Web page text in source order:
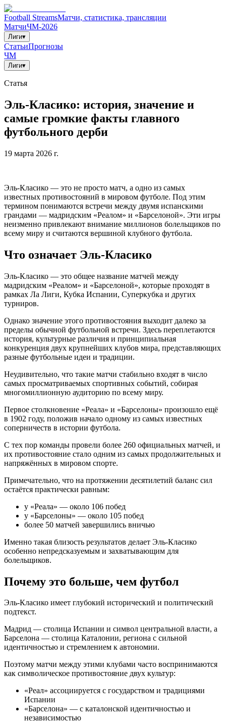
Football StreamsМатчи, статистика, трансляции
МатчиЧМ-2026
Лиги▾
СтатьиПрогнозы
ЧМ
Лиги▾
Статья
Эль-Класико: история, значение и
самые громкие факты главного
футбольного дерби
19 марта 2026 г.
Эль-Класико — это не просто матч, а одно из самых
известных противостояний в мировом футболе. Под этим
термином понимаются встречи между двумя испанскими
грандами — мадридским «Реалом» и «Барселоной». Эти игры
неизменно привлекают внимание миллионов болельщиков по
всему миру и считаются вершиной клубного футбола.
Что означает Эль-Класико
Эль-Класико — это общее название матчей между
мадридским «Реалом» и «Барселоной», которые проходят в
рамках Ла Лиги, Кубка Испании, Суперкубка и других
турниров.
Однако значение этого противостояния выходит далеко за
пределы обычной футбольной встречи. Здесь переплетаются
история, культурные различия и принципиальная
конкуренция двух крупнейших клубов мира, представляющих
разные футбольные идеи и традиции.
Неудивительно, что такие матчи стабильно входят в число
самых просматриваемых спортивных событий, собирая
многомиллионную аудиторию по всему миру.
Первое столкновение «Реала» и «Барселоны» произошло ещё
в 1902 году, положив начало одному из самых известных
соперничеств в истории футбола.
С тех пор команды провели более 260 официальных матчей, и
их противостояние стало одним из самых продолжительных и
напряжённых в мировом спорте.
Примечательно, что на протяжении десятилетий баланс сил
остаётся практически равным:
у «Реала» — около 106 побед
у «Барселоны» — около 105 побед
более 50 матчей завершились вничью
Именно такая близость результатов делает Эль-Класико
особенно непредсказуемым и захватывающим для
болельщиков.
Почему это больше, чем футбол
Эль-Класико имеет глубокий исторический и политический
подтекст.
Мадрид — столица Испании и символ центральной власти, а
Барселона — столица Каталонии, региона с сильной
идентичностью и стремлением к автономии.
Поэтому матчи между этими клубами часто воспринимаются
как символическое противостояние двух культур:
«Реал» ассоциируется с государством и традициями
Испании
«Барселона» — с каталонской идентичностью и
независимостью